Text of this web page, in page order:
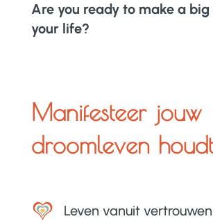
Are you ready to make a
your life?
Manifesteer jouw
droomleven
Leven vanuit